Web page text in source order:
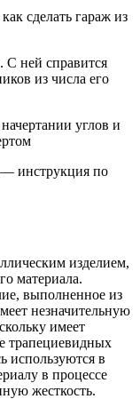
сделать гараж из
С ней справится
из числа его
углов и
инструкция по
изделием,
материала.
выполненное из
незначительную
имеет
трапециевидных
используются в
в процессе
жесткость.